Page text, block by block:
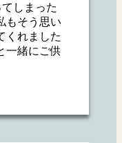
しまった
もそう思い
くれました
一緒にご供